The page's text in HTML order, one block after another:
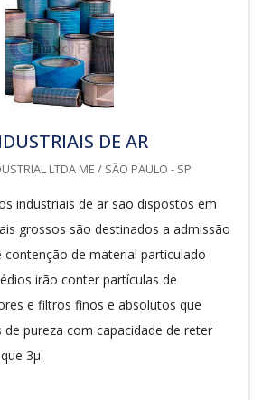
DE AR
LTDA ME / SÃO PAULO - SP
industriais de ar são dispostos em
grossos são destinados a admissão
de material particulado
irão conter partículas de
e filtros finos e absolutos que
pureza com capacidade de reter
3µ.